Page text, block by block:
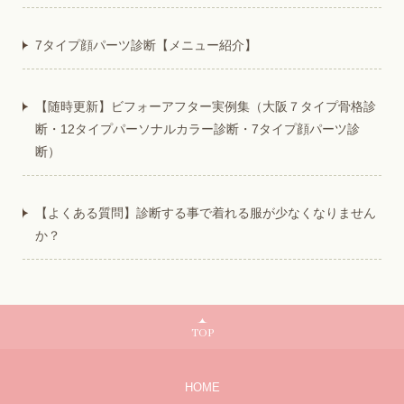
7タイプ顔パーツ診断【メニュー紹介】
【随時更新】ビフォーアフター実例集（大阪７タイプ骨格診
断・12タイプパーソナルカラー診断・7タイプ顔パーツ診
断）
【よくある質問】診断する事で着れる服が少なくなりません
か？
TOP
HOME